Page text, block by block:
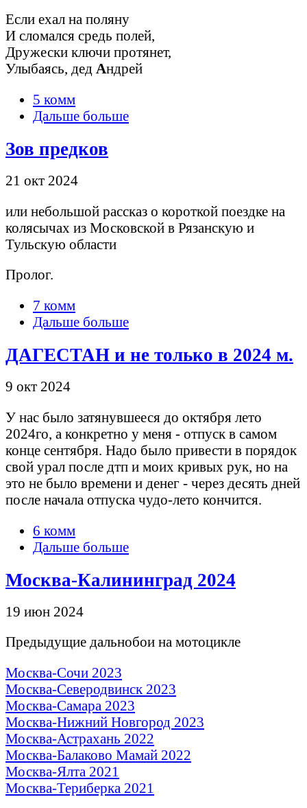
Если ехал на поляну
И сломался средь полей,
Дружески ключи протянет,
Улыбаясь, дед Андрей
5 комм
Дальше больше
Зов предков
21 окт 2024
или небольшой рассказ о короткой поездке на
колясычах из Московской в Рязанскую и
Тульскую области
Пролог.
7 комм
Дальше больше
ДАГЕСТАН и не только в 2024 м.
9 окт 2024
У нас было затянувшееся до октября лето
2024го, а конкретно у меня - отпуск в самом
конце сентября. Надо было привести в порядок
свой урал после дтп и моих кривых рук, но на
это не было времени и денег - через десять дней
после начала отпуска чудо-лето кончится.
6 комм
Дальше больше
Москва-Калининград 2024
19 июн 2024
Предыдущие дальнобои на мотоцикле
Москва-Сочи 2023
Москва-Северодвинск 2023
Москва-Самара 2023
Москва-Нижний Новгород 2023
Москва-Астрахань 2022
Москва-Балаково Мамай 2022
Москва-Ялта 2021
Москва-Териберка 2021